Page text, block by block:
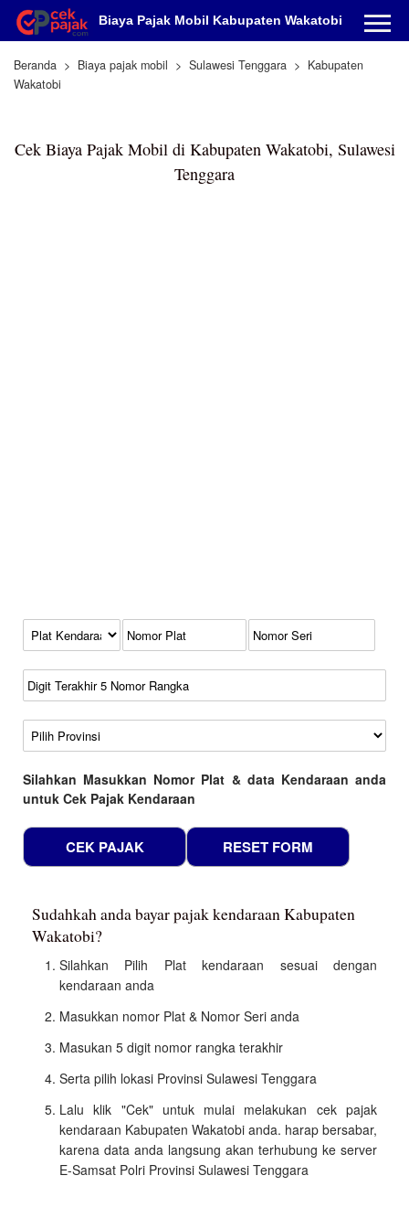
Biaya Pajak Mobil Kabupaten Wakatobi
Beranda Biaya pajak mobil Sulawesi Tenggara
Kabupaten
Wakatobi
Cek Biaya Pajak Mobil di Kabupaten Wakatobi, Sulawesi
Tenggara
Kode Plat Kendaraan
No Plat
No Seri
No Rangka
Wilayah
Silahkan Masukkan Nomor Plat & data Kendaraan anda
untuk Cek Pajak Kendaraan
Sudahkah anda bayar pajak kendaraan Kabupaten
Wakatobi?
Silahkan Pilih Plat kendaraan sesuai dengan
kendaraan anda
Masukkan nomor Plat & Nomor Seri anda
Masukan 5 digit nomor rangka terakhir
Serta pilih lokasi Provinsi Sulawesi Tenggara
Lalu klik "Cek" untuk mulai melakukan cek pajak
kendaraan Kabupaten Wakatobi anda. harap bersabar,
karena data anda langsung akan terhubung ke server
E-Samsat Polri Provinsi Sulawesi Tenggara